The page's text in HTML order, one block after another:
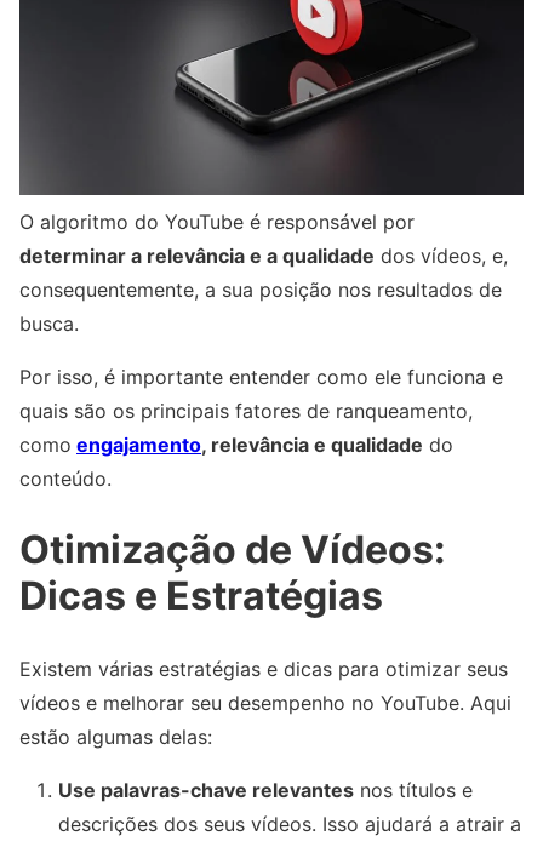
O algoritmo do YouTube é responsável por
determinar a relevância e a qualidade dos vídeos, e,
consequentemente, a sua posição nos resultados de
busca.
Por isso, é importante entender como ele funciona e
quais são os principais fatores de ranqueamento,
como engajamento, relevância e qualidade do
conteúdo.
Otimização de Vídeos:
Dicas e Estratégias
Existem várias estratégias e dicas para otimizar seus
vídeos e melhorar seu desempenho no YouTube. Aqui
estão algumas delas:
Use palavras-chave relevantes nos títulos e
descrições dos seus vídeos. Isso ajudará a atrair a